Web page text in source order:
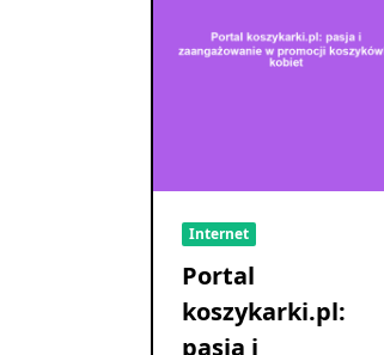
Internet
Portal
koszykarki.pl:
pasja i